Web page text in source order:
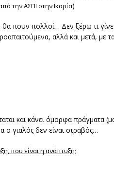
την ΑΣΠΙ στην Ικαρία)
πουν πολλοί… Δεν ξέρω τι
αλλά και μετά,
και κάνει όμορφα πράγματα
ο γιαλός δεν είναι στραβός…
που είναι η ανάπτυξη;